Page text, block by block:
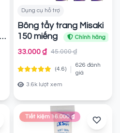
Dụng cụ hỗ trợ
Bông tẩy trang Misaki
150 miếng
Chính hãng
33.000 ₫ 45.000 ₫
(4.6)
626 đánh
giá
3.6k lượt xem
Tiết kiệm 16.000 ₫